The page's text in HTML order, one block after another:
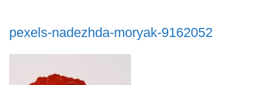
pexels-nadezhda-moryak-9162052